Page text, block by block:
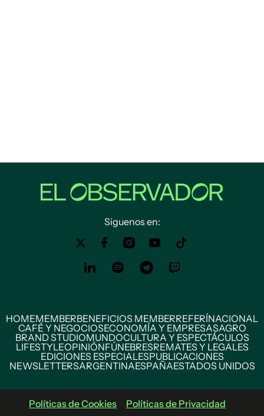
Siguenos en:
HOMEMEMBERBENEFICIOS MEMBERREFERÍNACIONAL
CAFÉ Y NEGOCIOSECONOMÍA Y EMPRESASAGRO
BRAND STUDIOMUNDOCULTURA Y ESPECTÁCULOS
LIFESTYLEOPINIÓNFÚNEBRESREMATES Y LEGALES
EDICIONES ESPECIALESPUBLICACIONES
NEWSLETTERSARGENTINAESPAÑAESTADOS UNIDOS
Políticas de Cookies Políticas de Privacidad